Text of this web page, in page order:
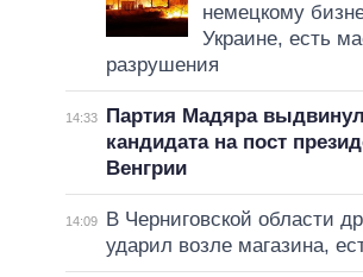
немецкому
Украине, есть
разрушения
14:33
Партия Мадяра
кандидата на пост
Венгрии
14:09
В Черниговской области
ударил возле магазина,